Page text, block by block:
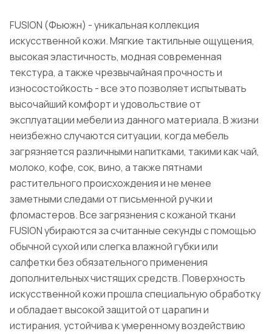
FUSION (Фьюжн) - уникальная коллекция
искусственной кожи. Мягкие тактильные ощущения,
высокая эластичность, модная современная
текстура, а также чрезвычайная прочность и
износостойкость - все это позволяет испытывать
высочайший комфорт и удовольствие от
эксплуатации мебели из данного материала. В жизни
неизбежно случаются ситуации, когда мебель
загрязняется различными напитками, такими как чай,
молоко, кофе, сок, вино, а также пятнами
растительного происхождения и не менее
заметными следами от письменной ручки и
фломастеров. Все загрязнения с кожаной ткани
FUSION убираются за считанные секунды с помощью
обычной сухой или слегка влажной губки или
салфетки без обязательного применения
дополнительных чистящих средств. Поверхность
искусственной кожи прошла специальную обработку
и обладает высокой защитой от царапин и
истирания, устойчива к умеренному воздействию